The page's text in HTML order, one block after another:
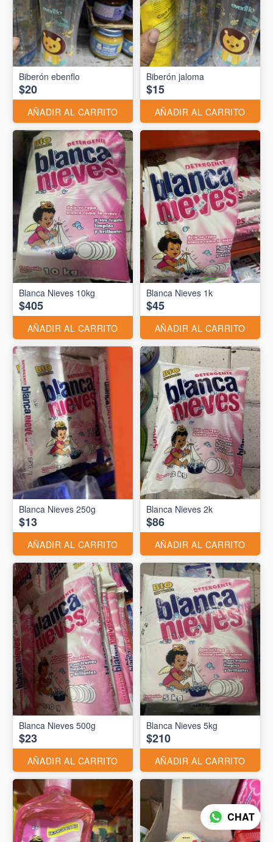
Biberón ebenflo
$20
AÑADIR AL CARRITO
Biberón jaloma
$15
AÑADIR AL CARRITO
Blanca Nieves 10kg
$405
AÑADIR AL CARRITO
Blanca Nieves 1k
$45
AÑADIR AL CARRITO
Blanca Nieves 250g
$13
AÑADIR AL CARRITO
Blanca Nieves 2k
$86
AÑADIR AL CARRITO
Blanca Nieves 500g
$23
AÑADIR AL CARRITO
Blanca Nieves 5kg
$210
AÑADIR AL CARRITO
CHAT